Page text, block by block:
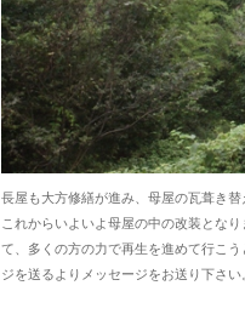
長屋も大方修繕が進み、母屋の瓦葺き
これからいよいよ母屋の中の改装とな
て、多くの方の力で再生を進めて行こ
ジを送るよりメッセージをお送り下さい